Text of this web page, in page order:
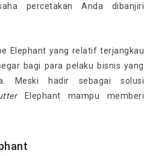
percetakan Anda dibanjiri
Elephant yang relatif terjangkau
bagi para pelaku bisnis yang
Meski hadir sebagai solusi
Elephant mampu memberi